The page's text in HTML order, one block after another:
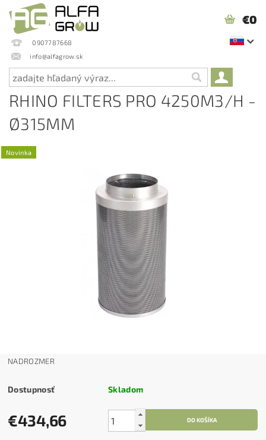
0907787668
info@alfagrow.sk
€0
RHINO FILTERS PRO 4250M3/H -
Ø315MM
Novinka
NADROZMER
Dostupnosť Skladom
€434,66